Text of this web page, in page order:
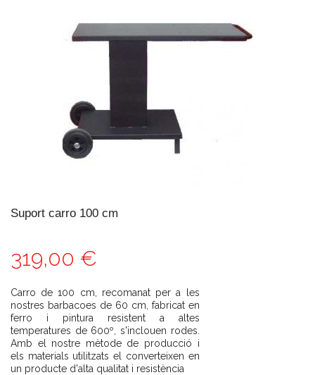
Suport carro 100 cm
319,00 €
Carro de 100 cm, recomanat per a les
nostres barbacoes de 60 cm, fabricat en
ferro i pintura resistent a altes
temperatures de 600º, s'inclouen rodes.
Amb el nostre mètode de producció i
els materials utilitzats el converteixen en
un producte d'alta qualitat i resistència